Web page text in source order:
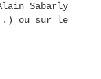
Sabarly
ou sur le